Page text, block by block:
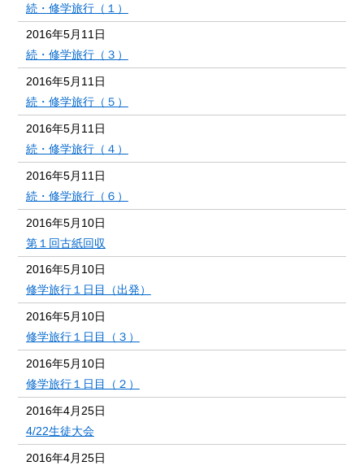
続・修学旅行（１）
2016年5月11日
続・修学旅行（３）
2016年5月11日
続・修学旅行（５）
2016年5月11日
続・修学旅行（４）
2016年5月11日
続・修学旅行（６）
2016年5月10日
第１回古紙回収
2016年5月10日
修学旅行１日目（出発）
2016年5月10日
修学旅行１日目（３）
2016年5月10日
修学旅行１日目（２）
2016年4月25日
4/22生徒大会
2016年4月25日